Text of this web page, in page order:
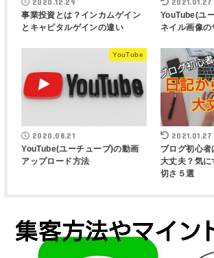
事業投資とは？インカムゲイン
とキャピタルゲインの違い
YouTube(ユ
ネイル画像の
YouTube
2020.08.21
YouTube(ユーチューブ)の動画
アップロード方法
2021.01.27
ブログ初心者
大丈夫？気に
切さ５選